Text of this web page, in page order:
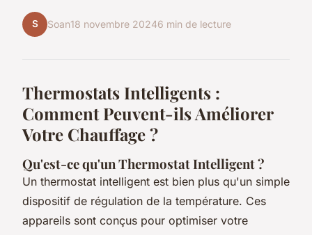
S Soan18 novembre 20246 min de lecture
Thermostats Intelligents :
Comment Peuvent-ils Améliorer
Votre Chauffage ?
Qu'est-ce qu'un Thermostat Intelligent ?
Un thermostat intelligent est bien plus qu'un simple
dispositif de régulation de la température. Ces
appareils sont conçus pour optimiser votre